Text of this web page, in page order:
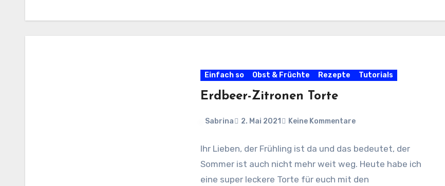
Einfach so Obst & Früchte Rezepte Tutorials
Erdbeer-Zitronen Torte
Sabrina 2. Mai 2021 Keine Kommentare
Ihr Lieben, der Frühling ist da und das bedeutet, der
Sommer ist auch nicht mehr weit weg. Heute habe ich
eine super leckere Torte für euch mit den